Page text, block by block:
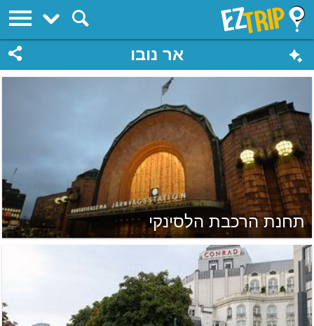
EZTrip
אר נובו
תחנת הרכבת הלסינקי